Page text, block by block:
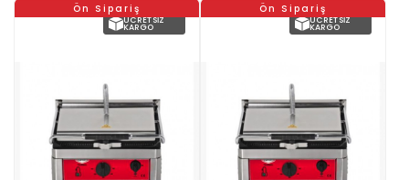
Ön Sipariş
ÜCRETSIZ
KARGO
Ön Sipariş
ÜCRETSIZ
KARGO